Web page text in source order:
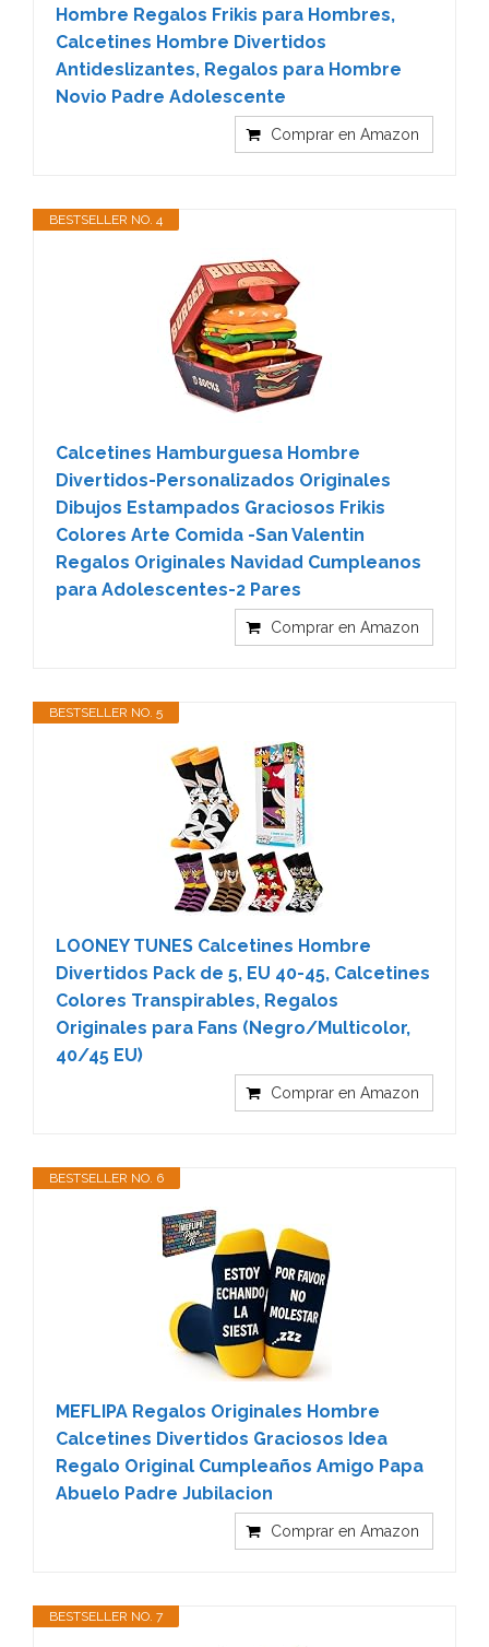
Hombre Regalos Frikis para Hombres,
Calcetines Hombre Divertidos
Antideslizantes, Regalos para Hombre
Novio Padre Adolescente
Comprar en Amazon
BESTSELLER NO. 4
Calcetines Hamburguesa Hombre
Divertidos-Personalizados Originales
Dibujos Estampados Graciosos Frikis
Colores Arte Comida -San Valentin
Regalos Originales Navidad Cumpleanos
para Adolescentes-2 Pares
Comprar en Amazon
BESTSELLER NO. 5
LOONEY TUNES Calcetines Hombre
Divertidos Pack de 5, EU 40-45, Calcetines
Colores Transpirables, Regalos
Originales para Fans (Negro/Multicolor,
40/45 EU)
Comprar en Amazon
BESTSELLER NO. 6
MEFLIPA Regalos Originales Hombre
Calcetines Divertidos Graciosos Idea
Regalo Original Cumpleaños Amigo Papa
Abuelo Padre Jubilacion
Comprar en Amazon
BESTSELLER NO. 7